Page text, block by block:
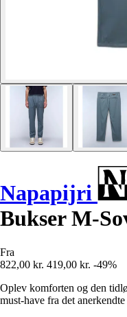
Napapijri
Bukser M-
Fra
822,00 kr. 419,00 kr. -49%
Oplev komforten og den
must-have fra det